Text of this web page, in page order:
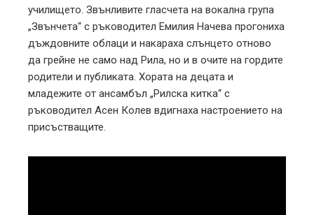
училището. Звънливите гласчета на вокална група
„Звънчета“ с ръководител Емилия Начева прогониха
дъждовните облаци и накараха слънцето отново
да грейне не само над Рила, но и в очите на гордите
родители и публиката. Хората на децата и
младежите от ансамбъл „Рилска китка“ с
ръководител Асен Колев вдигнаха настроението на
присъстващите.